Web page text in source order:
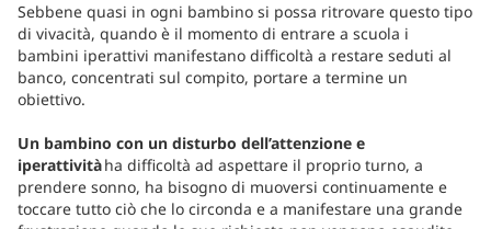
Sebbene quasi in ogni bambino si possa ritrovare questo tipo
di vivacità, quando è il momento di entrare a scuola i
bambini iperattivi manifestano difficoltà a restare seduti al
banco, concentrati sul compito, portare a termine un
obiettivo.
Un bambino con un disturbo dell’attenzione e
iperattivitàha difficoltà ad aspettare il proprio turno, a
prendere sonno, ha bisogno di muoversi continuamente e
toccare tutto ciò che lo circonda e a manifestare una grande